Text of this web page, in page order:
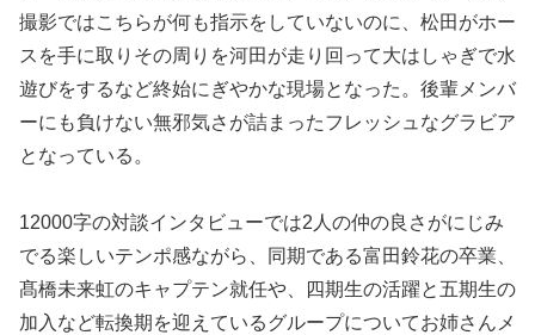
撮影ではこちらが何も指示をしていないのに、松田がホー
スを手に取りその周りを河田が走り回って大はしゃぎで水
遊びをするなど終始にぎやかな現場となった。後輩メンバ
ーにも負けない無邪気さが詰まったフレッシュなグラビア
となっている。
12000字の対談インタビューでは2人の仲の良さがにじみ
でる楽しいテンポ感ながら、同期である富田鈴花の卒業、
髙橋未来虹のキャプテン就任や、四期生の活躍と五期生の
加入など転換期を迎えているグループについてお姉さんメ